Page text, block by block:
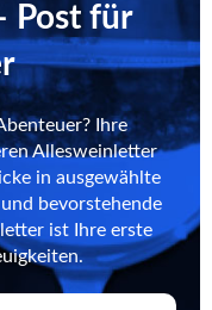
Post für
Ihre
Allesweinletter
in ausgewählte
bevorstehende
ist Ihre erste